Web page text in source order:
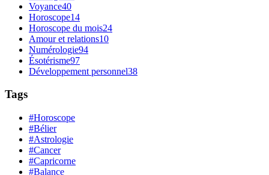
Voyance40
Horoscope14
Horoscope du mois24
Amour et relations10
Numérologie94
Ésotérisme97
Développement personnel38
Tags
#Horoscope
#Bélier
#Astrologie
#Cancer
#Capricorne
#Balance